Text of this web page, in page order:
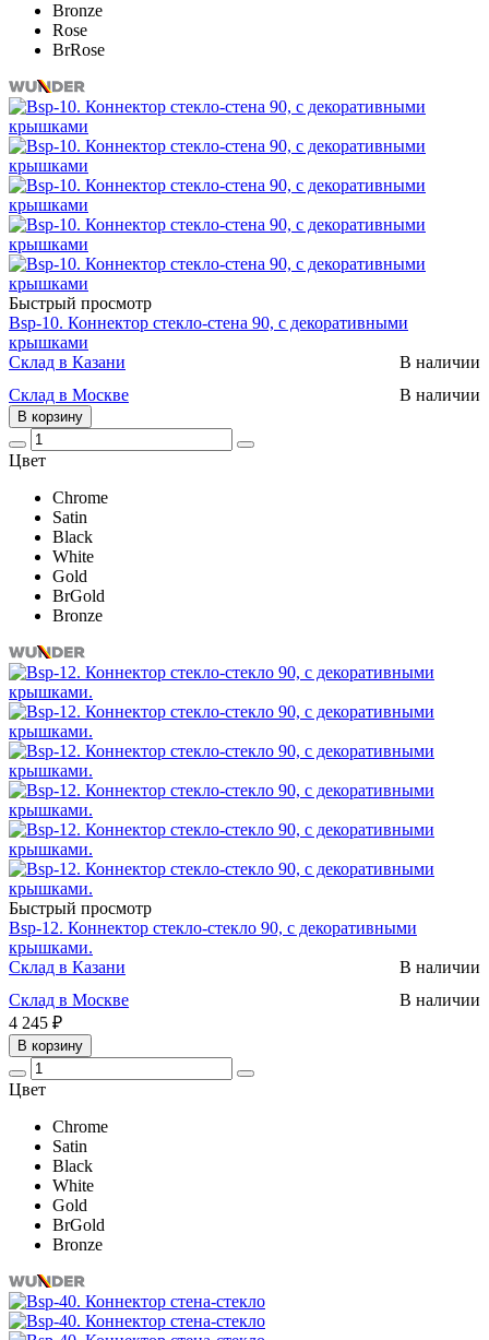
Bronze
Rose
BrRose
Быстрый просмотр
Bsp-10. Коннектор стекло-стена 90, с декоративными
крышками
Склад в Казани
В наличии
Склад в Москве
В наличии
В корзину
Цвет
Chrome
Satin
Black
White
Gold
BrGold
Bronze
Быстрый просмотр
Bsp-12. Коннектор стекло-стекло 90, с декоративными
крышками.
Склад в Казани
В наличии
Склад в Москве
В наличии
4 245 ₽
В корзину
Цвет
Chrome
Satin
Black
White
Gold
BrGold
Bronze